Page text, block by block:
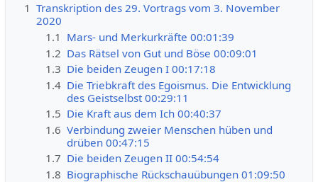
1 Transkription des 29. Vortrags vom 3. November
2020
1.1 Mars- und Merkurkräfte 00:01:39
1.2 Das Rätsel von Gut und Böse 00:09:01
1.3 Die beiden Zeugen I 00:17:18
1.4 Die Triebkraft des Egoismus. Die Entwicklung
des Geistselbst 00:29:11
1.5 Die Kraft aus dem Ich 00:40:37
1.6 Verbindung zweier Menschen hüben und
drüben 00:47:15
1.7 Die beiden Zeugen II 00:54:54
1.8 Biographische Rückschauübungen 01:09:50